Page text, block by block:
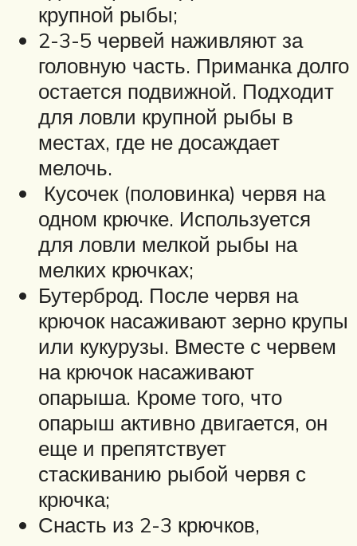
крупной рыбы;
2-3-5 червей наживляют за
головную часть. Приманка долго
остается подвижной. Подходит
для ловли крупной рыбы в
местах, где не досаждает
мелочь.
Кусочек (половинка) червя на
одном крючке. Используется
для ловли мелкой рыбы на
мелких крючках;
Бутерброд. После червя на
крючок насаживают зерно крупы
или кукурузы. Вместе с червем
на крючок насаживают
опарыша. Кроме того, что
опарыш активно двигается, он
еще и препятствует
стаскиванию рыбой червя с
крючка;
Снасть из 2-3 крючков,